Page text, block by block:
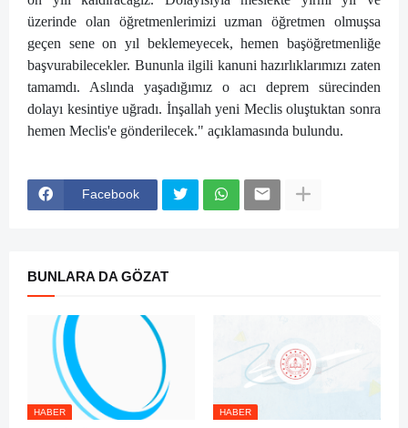
üzerinde olan öğretmenlerimizi uzman öğretmen olmuşsa
geçen sene on yıl beklemeyecek, hemen başöğretmenliğe
başvurabilecekler. Bununla ilgili kanuni hazırlıklarımızı zaten
tamamdı. Aslında yaşadığımız o acı deprem sürecinden
dolayı kesintiye uğradı. İnşallah yeni Meclis oluştuktan sonra
hemen Meclis'e gönderilecek." açıklamasında bulundu.
Facebook
BUNLARA DA GÖZAT
HABER HABER